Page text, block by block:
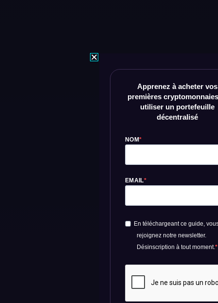
Apprenez à acheter vos
premières
utiliser un portefeuille
décentralisé
NOM
EMAIL
En téléchargeant ce guide,
rejoignez notre newsletter.
Désinscription à tout moment.